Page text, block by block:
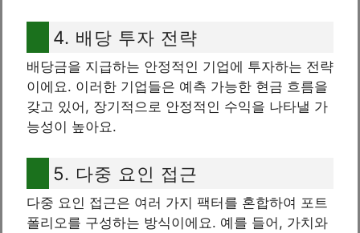
4. 배당 투자 전략
배당금을 지급하는 안정적인 기업에 투자하는 전략
이에요. 이러한 기업들은 예측 가능한 현금 흐름을
갖고 있어, 장기적으로 안정적인 수익을 나타낼 가
능성이 높아요.
5. 다중 요인 접근
다중 요인 접근은 여러 가지 팩터를 혼합하여 포트
폴리오를 구성하는 방식이에요. 예를 들어, 가치와